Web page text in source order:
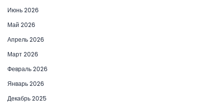
Июнь 2026
Май 2026
Апрель 2026
Март 2026
Февраль 2026
Январь 2026
Декабрь 2025